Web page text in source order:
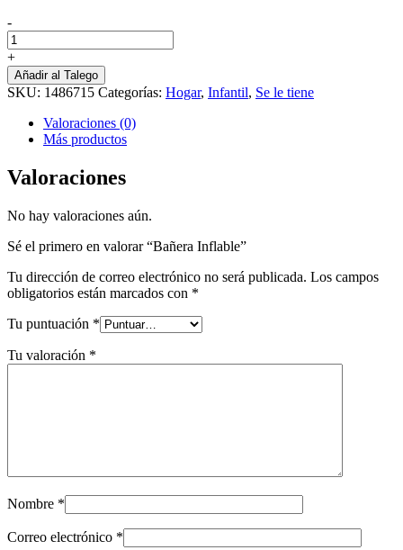
-
Bañera
Inflable
cantidad
+
Añadir al Talego
SKU: 1486715 Categorías: Hogar, Infantil, Se le tiene
Valoraciones (0)
Más productos
Valoraciones
No hay valoraciones aún.
Sé el primero en valorar “Bañera Inflable”
Tu dirección de correo electrónico no será publicada. Los campos
obligatorios están marcados con *
Tu puntuación *
Tu valoración *
Nombre *
Correo electrónico *